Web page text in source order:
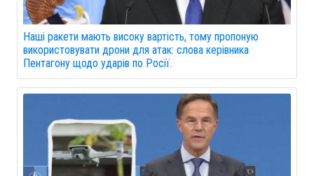
Наші ракети мають високу вартість, тому пропоную
використовувати дрони для атак: слова керівника
Пентагону щодо ударів по Росії.